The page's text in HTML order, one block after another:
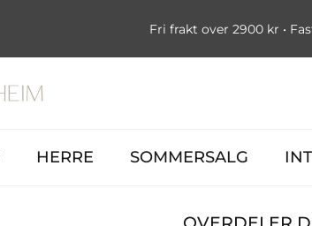
Fri frakt over 2900 kr •
HERRE SOMMERSALG